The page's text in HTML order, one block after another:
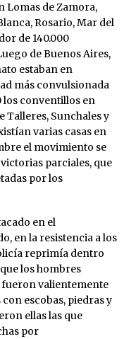
Lomas de Zamora,
Rosario, Mar del
de 140.000
de Buenos Aires,
estaban en
más convulsionada
los conventillos en
Talleres, Sunchales y
varias casas en
el movimiento se
parciales, que
por los
en el
en la resistencia a los
reprimía dentro
los hombres
fueron valientemente
escobas, piedras y
ellas las que
por